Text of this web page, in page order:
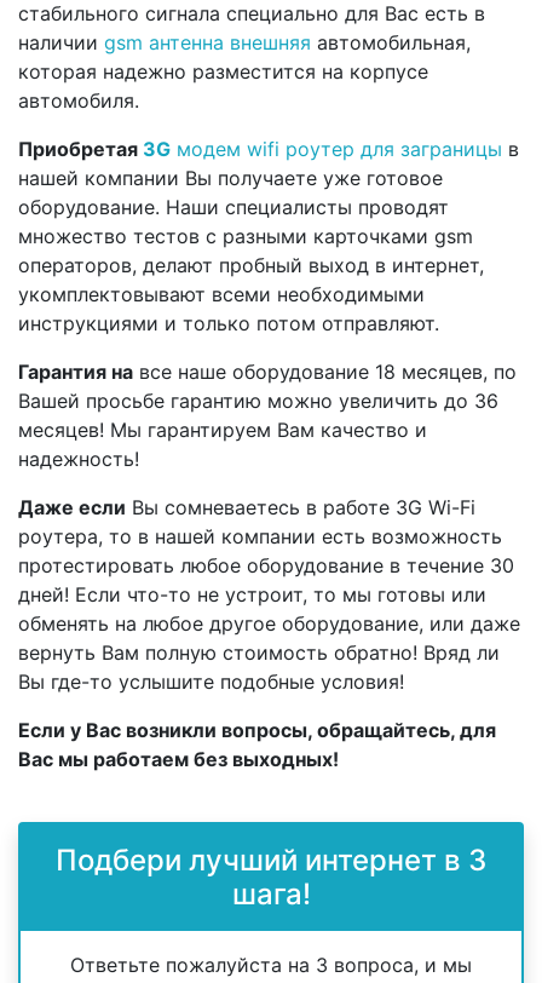
стабильного сигнала специально для Вас есть в
наличии gsm антенна внешняя автомобильная,
которая надежно разместится на корпусе
автомобиля.
Приобретая 3G модем wifi роутер для заграницы в
нашей компании Вы получаете уже готовое
оборудование. Наши специалисты проводят
множество тестов с разными карточками gsm
операторов, делают пробный выход в интернет,
укомплектовывают всеми необходимыми
инструкциями и только потом отправляют.
Гарантия на все наше оборудование 18 месяцев, по
Вашей просьбе гарантию можно увеличить до 36
месяцев! Мы гарантируем Вам качество и
надежность!
Даже если Вы сомневаетесь в работе 3G Wi-Fi
роутера, то в нашей компании есть возможность
протестировать любое оборудование в течение 30
дней! Если что-то не устроит, то мы готовы или
обменять на любое другое оборудование, или даже
вернуть Вам полную стоимость обратно! Вряд ли
Вы где-то услышите подобные условия!
Если у Вас возникли вопросы, обращайтесь, для
Вас мы работаем без выходных!
Подбери лучший интернет в 3
шага!
Ответьте пожалуйста на 3 вопроса, и мы